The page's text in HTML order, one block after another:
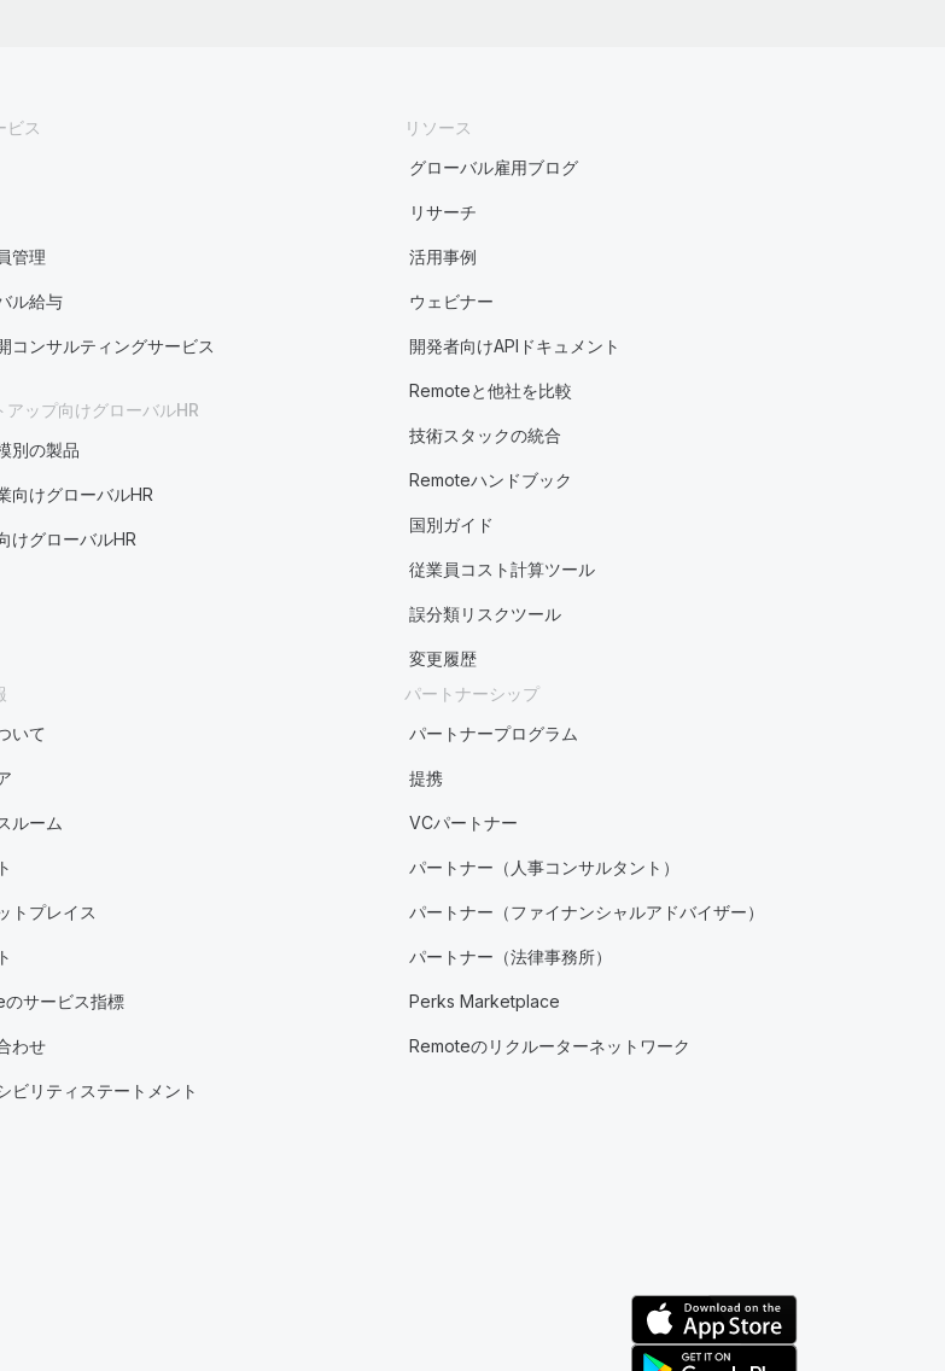
ビス
管理
ル給与
コンサルティングサービス
アップ向けグローバルHR
別の製品
向けグローバルHR
けグローバルHR
リソース
グローバル雇用ブログ
リサーチ
活用事例
ウェビナー
開発者向けAPIドキュメント
Remoteと他社を比較
技術スタックの統合
Remoteハンドブック
国別ガイド
従業員コスト計算ツール
誤分類リスクツール
変更履歴
いて
ルーム
トプレイス
のサービス指標
わせ
ビリティステートメント
パートナーシップ
パートナープログラム
提携
VCパートナー
パートナー（人事コンサルタント）
パートナー（ファイナンシャルアドバイザー）
パートナー（法律事務所）
Perks Marketplace
Remoteのリクルーターネットワーク